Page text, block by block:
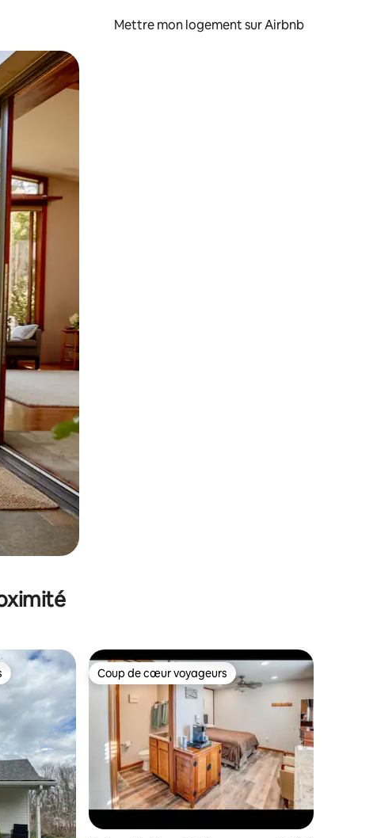
Mettre mon logement sur Airbnb
faisant glisser.
: 4,84 sur 5
plus appréciés Coup de cœur voyageurs
Coup de cœur voyageurs